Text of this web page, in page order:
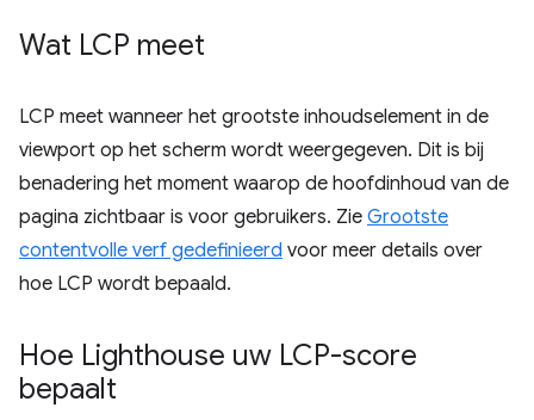
Wat LCP meet
LCP meet wanneer het grootste inhoudselement in de
viewport op het scherm wordt weergegeven. Dit is bij
benadering het moment waarop de hoofdinhoud van de
pagina zichtbaar is voor gebruikers. Zie Grootste
contentvolle verf gedefinieerd voor meer details over
hoe LCP wordt bepaald.
Hoe Lighthouse uw LCP-score
bepaalt